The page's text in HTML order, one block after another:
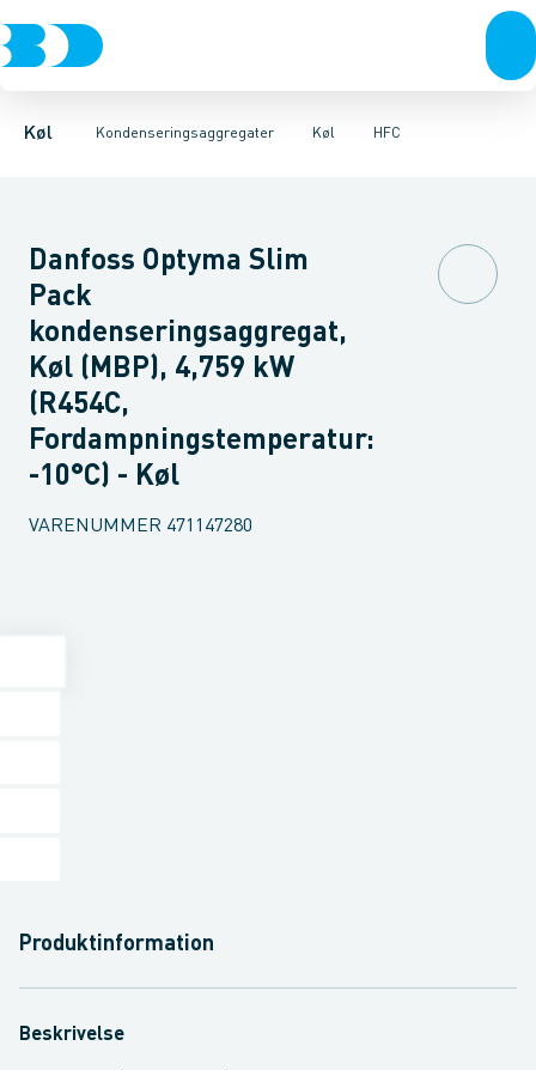
Køl Kondenseringsaggregater
KompressorerKondenseringsaggregater Fordampere
Køl
Frost Tilbehør & reservedele HFC
HFC R290R744 - CO2
Danfoss Optyma Slim
Pack
kondenseringsaggregat,
Køl (MBP), 4,759 kW
(R454C,
Fordampningstemperatur:
-10°C) - Køl
VARENUMMER 471147280
Produktinformation
Beskrivelse